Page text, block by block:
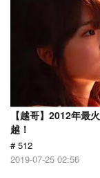
【越哥】2012年最
越！
# 512
2019-07-25 02:56